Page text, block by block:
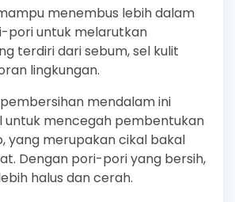
menembus lebih dalam
pori untuk melarutkan
terdiri dari sebum, sel kulit
lingkungan.
mendalam ini
untuk mencegah pembentukan
yang merupakan cikal bakal
Dengan pori-pori yang bersih,
halus dan cerah.